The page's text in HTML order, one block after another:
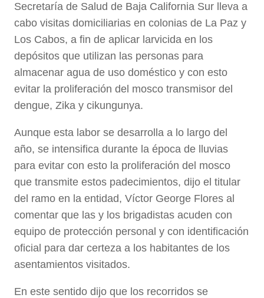
Secretaría de Salud de Baja California Sur lleva a
cabo visitas domiciliarias en colonias de La Paz y
Los Cabos, a fin de aplicar larvicida en los
depósitos que utilizan las personas para
almacenar agua de uso doméstico y con esto
evitar la proliferación del mosco transmisor del
dengue, Zika y cikungunya.
Aunque esta labor se desarrolla a lo largo del
año, se intensifica durante la época de lluvias
para evitar con esto la proliferación del mosco
que transmite estos padecimientos, dijo el titular
del ramo en la entidad, Víctor George Flores al
comentar que las y los brigadistas acuden con
equipo de protección personal y con identificación
oficial para dar certeza a los habitantes de los
asentamientos visitados.
En este sentido dijo que los recorridos se